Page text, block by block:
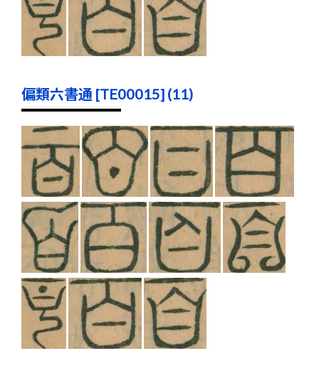
偏類六書通 [TE00015] (11)